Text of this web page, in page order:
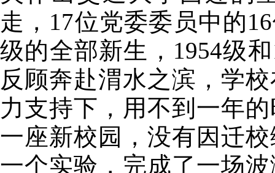
走，17位党委委员中的
级的全部新生，1954级
反顾奔赴渭水之滨，学
力支持下，用不到一年
一座新校园，没有因迁
一个实验，完成了一场